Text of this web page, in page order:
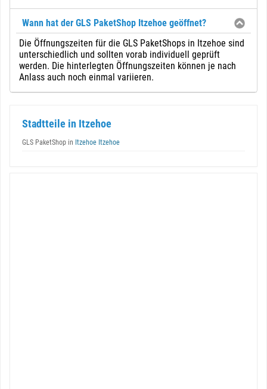
Wann hat der GLS PaketShop Itzehoe geöffnet?
Die Öffnungszeiten für die GLS PaketShops in Itzehoe sind
unterschiedlich und sollten vorab individuell geprüft
werden. Die hinterlegten Öffnungszeiten können je nach
Anlass auch noch einmal variieren.
Stadtteile in Itzehoe
GLS PaketShop in Itzehoe Itzehoe